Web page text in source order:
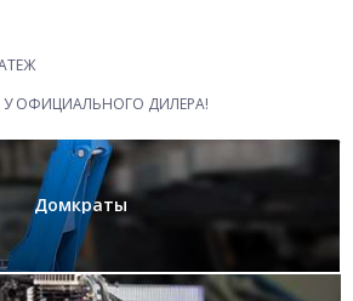
У ОФИЦИАЛЬНОГО ДИЛЕРА!
Домкраты